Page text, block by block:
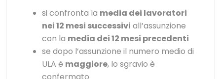
si confronta la media dei lavoratori
nei 12 mesi successivi all’assunzione
con la media dei 12 mesi precedenti
se dopo l’assunzione il numero medio di
ULA è maggiore, lo sgravio è
confermato